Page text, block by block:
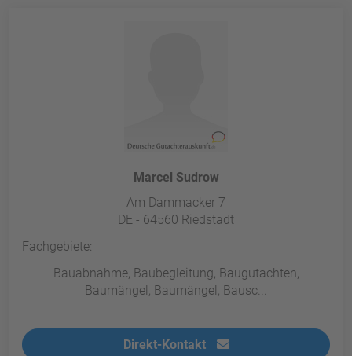
Marcel Sudrow
Am Dammacker 7
DE - 64560 Riedstadt
Fachgebiete:
Bauabnahme, Baubegleitung, Baugutachten,
Baumängel, Baumängel, Bausc...
Direkt-Kontakt